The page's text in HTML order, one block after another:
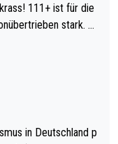
für die
stark. U
in Deutschland p